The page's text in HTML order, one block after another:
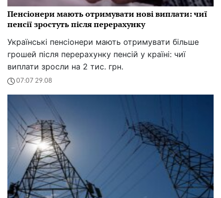
Пенсіонери мають отримувати нові виплати: чиї
пенсії зростуть після перерахунку
Українські пенсіонери мають отримувати більше
грошей після перерахунку пенсій у країні: чиї
виплати зросли на 2 тис. грн.
07:07 29.08